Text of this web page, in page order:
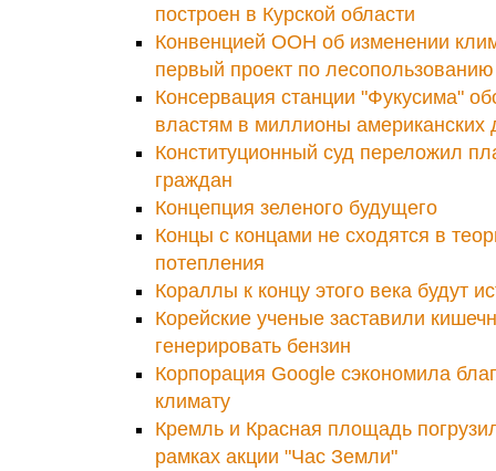
построен в Курской области
Конвенцией ООН об изменении
первый проект по лесопользованию
Консервация станции "Фукусима"
властям в миллионы американских
Конституционный суд переложил
граждан
Концепция зеленого будущего
Концы с концами не сходятся в
потепления
Кораллы к концу этого века будут
Корейские ученые заставили
генерировать бензин
Корпорация Google сэкономила
климату
Кремль и Красная площадь
рамках акции "Час Земли"